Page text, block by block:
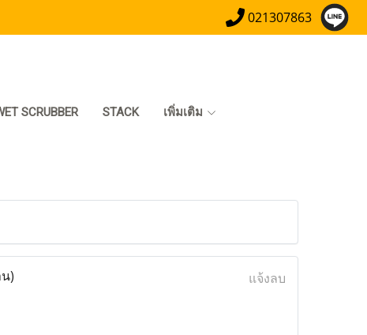
021307863
SCRUBBER STACK เพิ่มเติม
) แจ้งลบ